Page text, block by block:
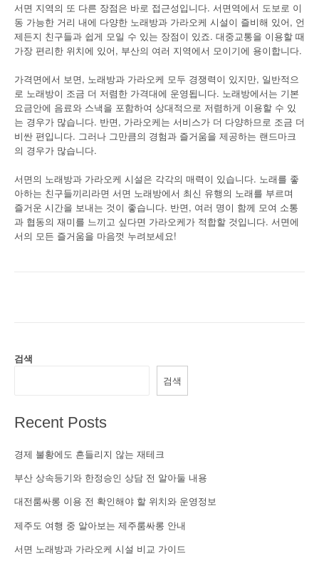
서면 지역의 또 다른 장점은 바로 접근성입니다. 서면역에서 도보로 이
동 가능한 거리 내에 다양한 노래방과 가라오케 시설이 즐비해 있어, 언
제든지 친구들과 쉽게 모일 수 있는 장점이 있죠. 대중교통을 이용할 때
가장 편리한 위치에 있어, 부산의 여러 지역에서 모이기에 용이합니다.
가격면에서 보면, 노래방과 가라오케 모두 경쟁력이 있지만, 일반적으
로 노래방이 조금 더 저렴한 가격대에 운영됩니다. 노래방에서는 기본
요금안에 음료와 스낵을 포함하여 상대적으로 저렴하게 이용할 수 있
는 경우가 많습니다. 반면, 가라오케는 서비스가 더 다양하므로 조금 더
비싼 편입니다. 그러나 그만큼의 경험과 즐거움을 제공하는 랜드마크
의 경우가 많습니다.
서면의 노래방과 가라오케 시설은 각각의 매력이 있습니다. 노래를 좋
아하는 친구들끼리라면 서면 노래방에서 최신 유행의 노래를 부르며
즐거운 시간을 보내는 것이 좋습니다. 반면, 여러 명이 함께 모여 소통
과 협동의 재미를 느끼고 싶다면 가라오케가 적합할 것입니다. 서면에
서의 모든 즐거움을 마음껏 누려보세요!
검색
검색
Recent Posts
경제 불황에도 흔들리지 않는 재테크
부산 상속등기와 한정승인 상담 전 알아둘 내용
대전룸싸롱 이용 전 확인해야 할 위치와 운영정보
제주도 여행 중 알아보는 제주룸싸롱 안내
서면 노래방과 가라오케 시설 비교 가이드